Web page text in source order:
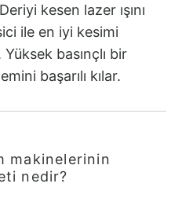
kesen lazer ışını
ile en iyi kesimi
basınçlı bir
başarılı kılar.
makinelerinin
nedir?